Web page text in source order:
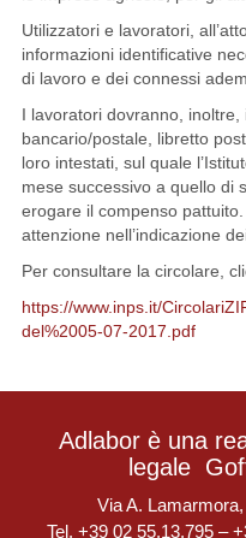
Utilizzatori e lavoratori,
informazioni identificative
di lavoro e dei connessi
I lavoratori dovranno, inoltre,
bancario/postale, libretto
loro intestati, sul quale
mese successivo a quello di
erogare il compenso
attenzione nell’indicazione
Per consultare la circolare,
https://www.inps.it/
del%2005-07-2017.pdf
Adlabor è una
legale
Via A.
Tel. +39 02 55.13.795 –